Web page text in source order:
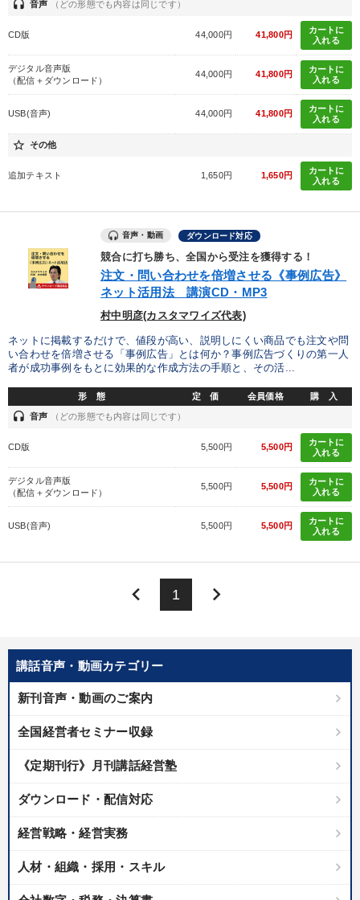
ondemand_video 経営音声・動画を探す refresh 更新する
全国経営者セミナー収録物以外の経営教材（全762タイトル）からお探
しいただけます
カテゴリー
後継社長・アトツギ 成功哲学・人間学
【12月】音声・映像 会社のパフォーマンスを高める講話
経済・景気・相場予測
歴史・古典に学ぶ実務講話 【1月】音声・映像
売上直結の営業力や販売力を獲得する 【4月】音声・映像
財務・数字力の向上 社長の姿勢を学びたい
伝統・文化 SNS活用
タグから探す 更新する
すべての音声・動画（全2077タイトル）からお探しいただけます
タグ・キーワード
通販 賃金制度 モノづくり MBA 採用
講話音声・動画カテゴリー
新刊音声・動画のご案内
全国経営者セミナー収録
《定期刊行》月刊講話経営塾
ダウンロード・配信対応
経営戦略・経営実務
人材・組織・採用・スキル
headset 音声 （どの形態でも内容は同じです）
CD版 44,000円 41,800円
カートに
入れる
デジタル音声版
（配信＋ダウンロード）
44,000円 41,800円
カートに
入れる
USB(音声) 44,000円 41,800円
カートに
入れる
star_border その他
追加テキスト 1,650円 1,650円
カートに
入れる
音声・動画 ダウンロード対応
競合に打ち勝ち、全国から受注を獲得する！
注文・問い合わせを倍増させる《事例広告》
ネット活用法 講演CD・MP3
村中明彦(カスタマワイズ代表)
ネットに掲載するだけで、値段が高い、説明しにくい商品でも注文や問
い合わせを倍増させる「事例広告」とは何か？事例広告づくりの第一人
者が成功事例をもとに効果的な作成方法の手順と、その活...
形 態 定 価 会員価格 購 入
headset 音声 （どの形態でも内容は同じです）
CD版 5,500円 5,500円
カートに
入れる
デジタル音声版
（配信＋ダウンロード）
5,500円 5,500円
カートに
入れる
USB(音声) 5,500円 5,500円
カートに
入れる
keyboard_arrow_left 1 keyboard_arrow_right